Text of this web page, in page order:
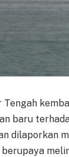
Tengah
baru
dilaporkan
berupaya